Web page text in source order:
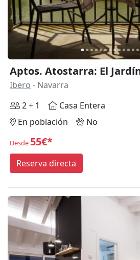
Aptos. Atostarra: El
Ibero - Navarra
2 + 1
Casa Entera
En población
No
Desde 55€*
Reserva directa